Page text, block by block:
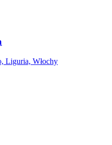
Liguria, Włochy